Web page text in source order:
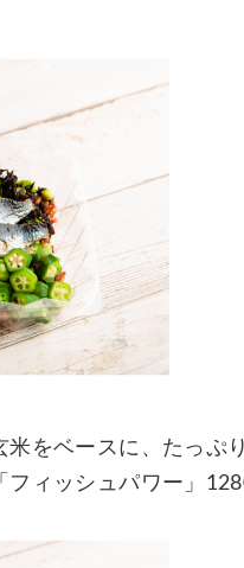
をベースに、たっぷ
ィッシュパワー」